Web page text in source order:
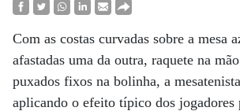
Com as costas curvadas sobre a mesa
afastadas uma da outra, raquete na
puxados fixos na bolinha, a
aplicando o efeito típico dos jogadores